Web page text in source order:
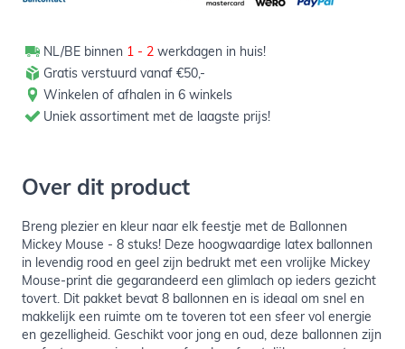
NL/BE binnen 1 - 2 werkdagen in huis!
Gratis verstuurd vanaf €50,-
Winkelen of afhalen in 6 winkels
Uniek assortiment met de laagste prijs!
Over dit product
Breng plezier en kleur naar elk feestje met de Ballonnen
Mickey Mouse - 8 stuks! Deze hoogwaardige latex ballonnen
in levendig rood en geel zijn bedrukt met een vrolijke Mickey
Mouse-print die gegarandeerd een glimlach op ieders gezicht
tovert. Dit pakket bevat 8 ballonnen en is ideaal om snel en
makkelijk een ruimte om te toveren tot een sfeer vol energie
en gezelligheid. Geschikt voor jong en oud, deze ballonnen zijn